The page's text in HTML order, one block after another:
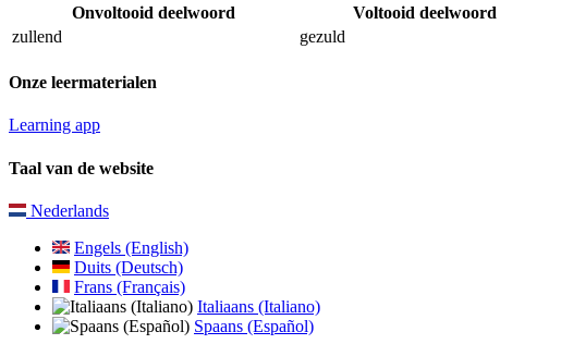
Onvoltooid deelwoord
Voltooid deelwoord
zullend
gezuld
Onze leermaterialen
Learning app
Taal van de website
Nederlands
Engels (English)
Duits (Deutsch)
Frans (Français)
Italiaans (Italiano)
Spaans (Español)